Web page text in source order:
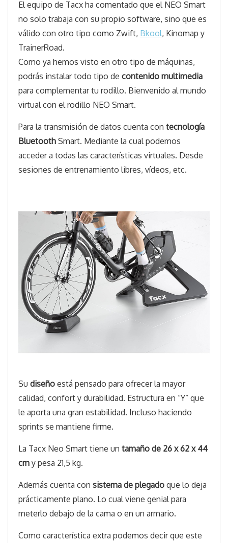
El equipo de Tacx ha comentado que el NEO Smart
no solo trabaja con su propio software, sino que es
válido con otro tipo como Zwift, Bkool, Kinomap y
TrainerRoad.
Como ya hemos visto en otro tipo de máquinas,
podrás instalar todo tipo de contenido multimedia
para complementar tu rodillo. Bienvenido al mundo
virtual con el rodillo NEO Smart.
Para la transmisión de datos cuenta con tecnología
Bluetooth Smart. Mediante la cual podemos
acceder a todas las características virtuales. Desde
sesiones de entrenamiento libres, vídeos, etc.
Su diseño está pensado para ofrecer la mayor
calidad, confort y durabilidad. Estructura en “Y” que
le aporta una gran estabilidad. Incluso haciendo
sprints se mantiene firme.
La Tacx Neo Smart tiene un tamaño de 26 x 62 x 44
cm y pesa 21,5 kg.
Además cuenta con sistema de plegado que lo deja
prácticamente plano. Lo cual viene genial para
meterlo debajo de la cama o en un armario.
Como característica extra podemos decir que este